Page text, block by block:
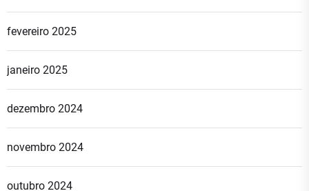
fevereiro 2025
janeiro 2025
dezembro 2024
novembro 2024
outubro 2024